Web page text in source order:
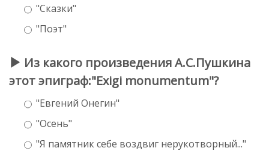
"Сказки"
"Поэт"
Из какого произведения А.С.Пушкина
этот эпиграф:"Exigi monumentum"?
"Евгений Онегин"
"Осень"
"Я памятник себе воздвиг нерукотворный..."